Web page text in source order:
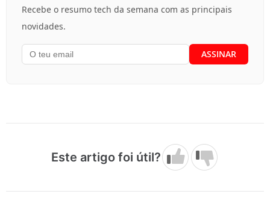
Recebe o resumo tech da semana com as principais
novidades.
Este artigo foi útil?